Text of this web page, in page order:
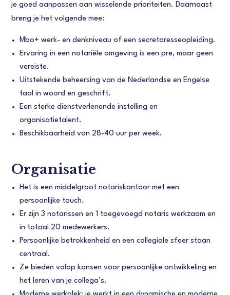
je goed aanpassen aan wisselende prioriteiten. Daarnaast
breng je het volgende mee:
Mbo+ werk- en denkniveau of een secretaresseopleiding.
Ervaring in een notariële omgeving is een pre, maar geen
vereiste.
Uitstekende beheersing van de Nederlandse en Engelse
taal in woord en geschrift.
Een sterke dienstverlenende instelling en
organisatietalent.
Beschikbaarheid van 28-40 uur per week.
Organisatie
Het is een middelgroot notariskantoor met een
persoonlijke touch.
Er zijn 3 notarissen en 1 toegevoegd notaris werkzaam en
in totaal 20 medewerkers.
Persoonlijke betrokkenheid en een collegiale sfeer staan
centraal.
Ze bieden volop kansen voor persoonlijke ontwikkeling en
het leren van je collega’s.